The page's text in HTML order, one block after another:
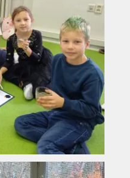
na webu